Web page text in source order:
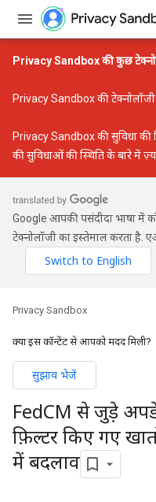
Privacy Sandbox की कुछ
Privacy Sandbox की
Privacy Sandbox की सुविधा की
की सुविधाओं की स्थिति के बारे में
Google आपकी पसंदीदा भाषा में
टेक्नोलॉजी का इस्तेमाल करता है.
Privacy Sandbox
क्या इस कॉन्टेंट से आपको मदद मिली?
सुझाव भेजें
FedCM से जुड़े
फ़िल्टर किए गए
में बदलाव